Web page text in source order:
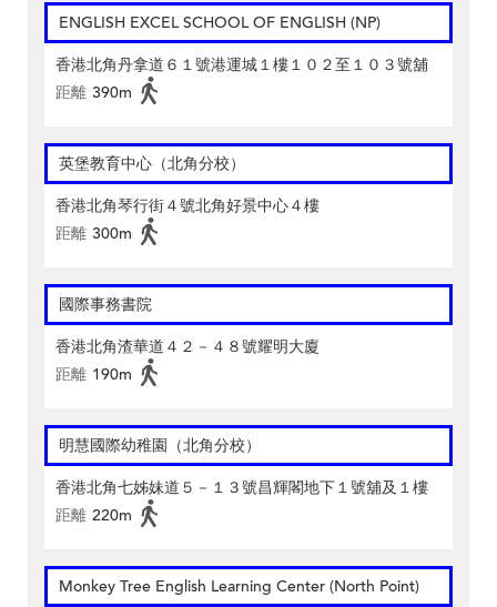
ENGLISH EXCEL SCHOOL OF ENGLISH (NP)
香港北角丹拿道６１號港運城１樓１０２至１０３號舖
距離 390m
英堡教育中心（北角分校）
香港北角琴行街４號北角好景中心４樓
距離 300m
國際事務書院
香港北角渣華道４２－４８號耀明大廈
距離 190m
明慧國際幼稚園（北角分校）
香港北角七姊妹道５－１３號昌輝閣地下１號舖及１樓
距離 220m
Monkey Tree English Learning Center (North Point)